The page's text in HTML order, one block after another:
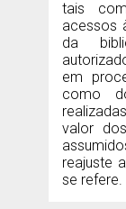
tais
acessos
da
em
como
valor
reajuste
se refere.